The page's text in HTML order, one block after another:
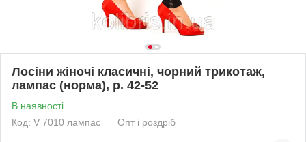
Лосіни жіночі класичні, чорний трикотаж,
лампас (норма), р. 42-52
В наявності
Код: V 7010 лампас
Опт і роздріб